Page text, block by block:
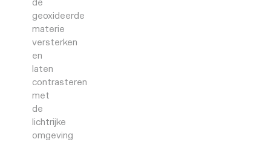
geoxideerde
materie
versterken
en
laten
contrasteren
met
de
lichtrijke
omgeving